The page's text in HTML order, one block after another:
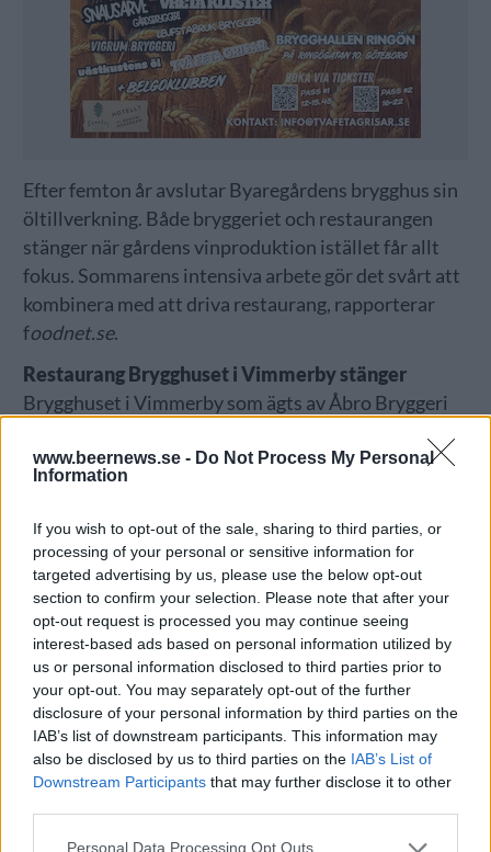
www.beernews.se - Do Not Process My Personal
Information
If you wish to opt-out of the sale, sharing to third parties, or
processing of your personal or sensitive information for
targeted advertising by us, please use the below opt-out
section to confirm your selection. Please note that after your
opt-out request is processed you may continue seeing
interest-based ads based on personal information utilized by
us or personal information disclosed to third parties prior to
your opt-out. You may separately opt-out of the further
disclosure of your personal information by third parties on the
IAB’s list of downstream participants. This information may
also be disclosed by us to third parties on the IAB’s List of
Downstream Participants that may further disclose it to other
Personal Data Processing Opt Outs
Efter femton år avslutar Byaregårdens brygghus sin
öltillverkning. Både bryggeriet och restaurangen
stänger när gårdens vinproduktion istället får allt
fokus. Sommarens intensiva arbete gör det svårt att
kombinera med att driva restaurang, rapporterar
foodnet.se.
Restaurang Brygghuset i Vimmerby stänger
Brygghuset i Vimmerby som ägts av Åbro Bryggeri
restaurangen som ligger intill bryggeriet serverat
både lunch och à la carte. Hösten 2022 genomförde
mer öppen och modern pubmiljö med fler sittplatser,
rapporterar Vimmerby Tidning.
Stockholm får en egen ölled
Fyren Events har lanseratStockholm Ale Trail– en
3,2 km lång ölled med elva utvalda barer och
taprooms på Södermalm. Konceptet fungerar som
en kurerad pubrunda, inspirerad av internationella
beer miles. Tanken är att satsningen ska bidra till att
lyfta den lokala ölscenen.